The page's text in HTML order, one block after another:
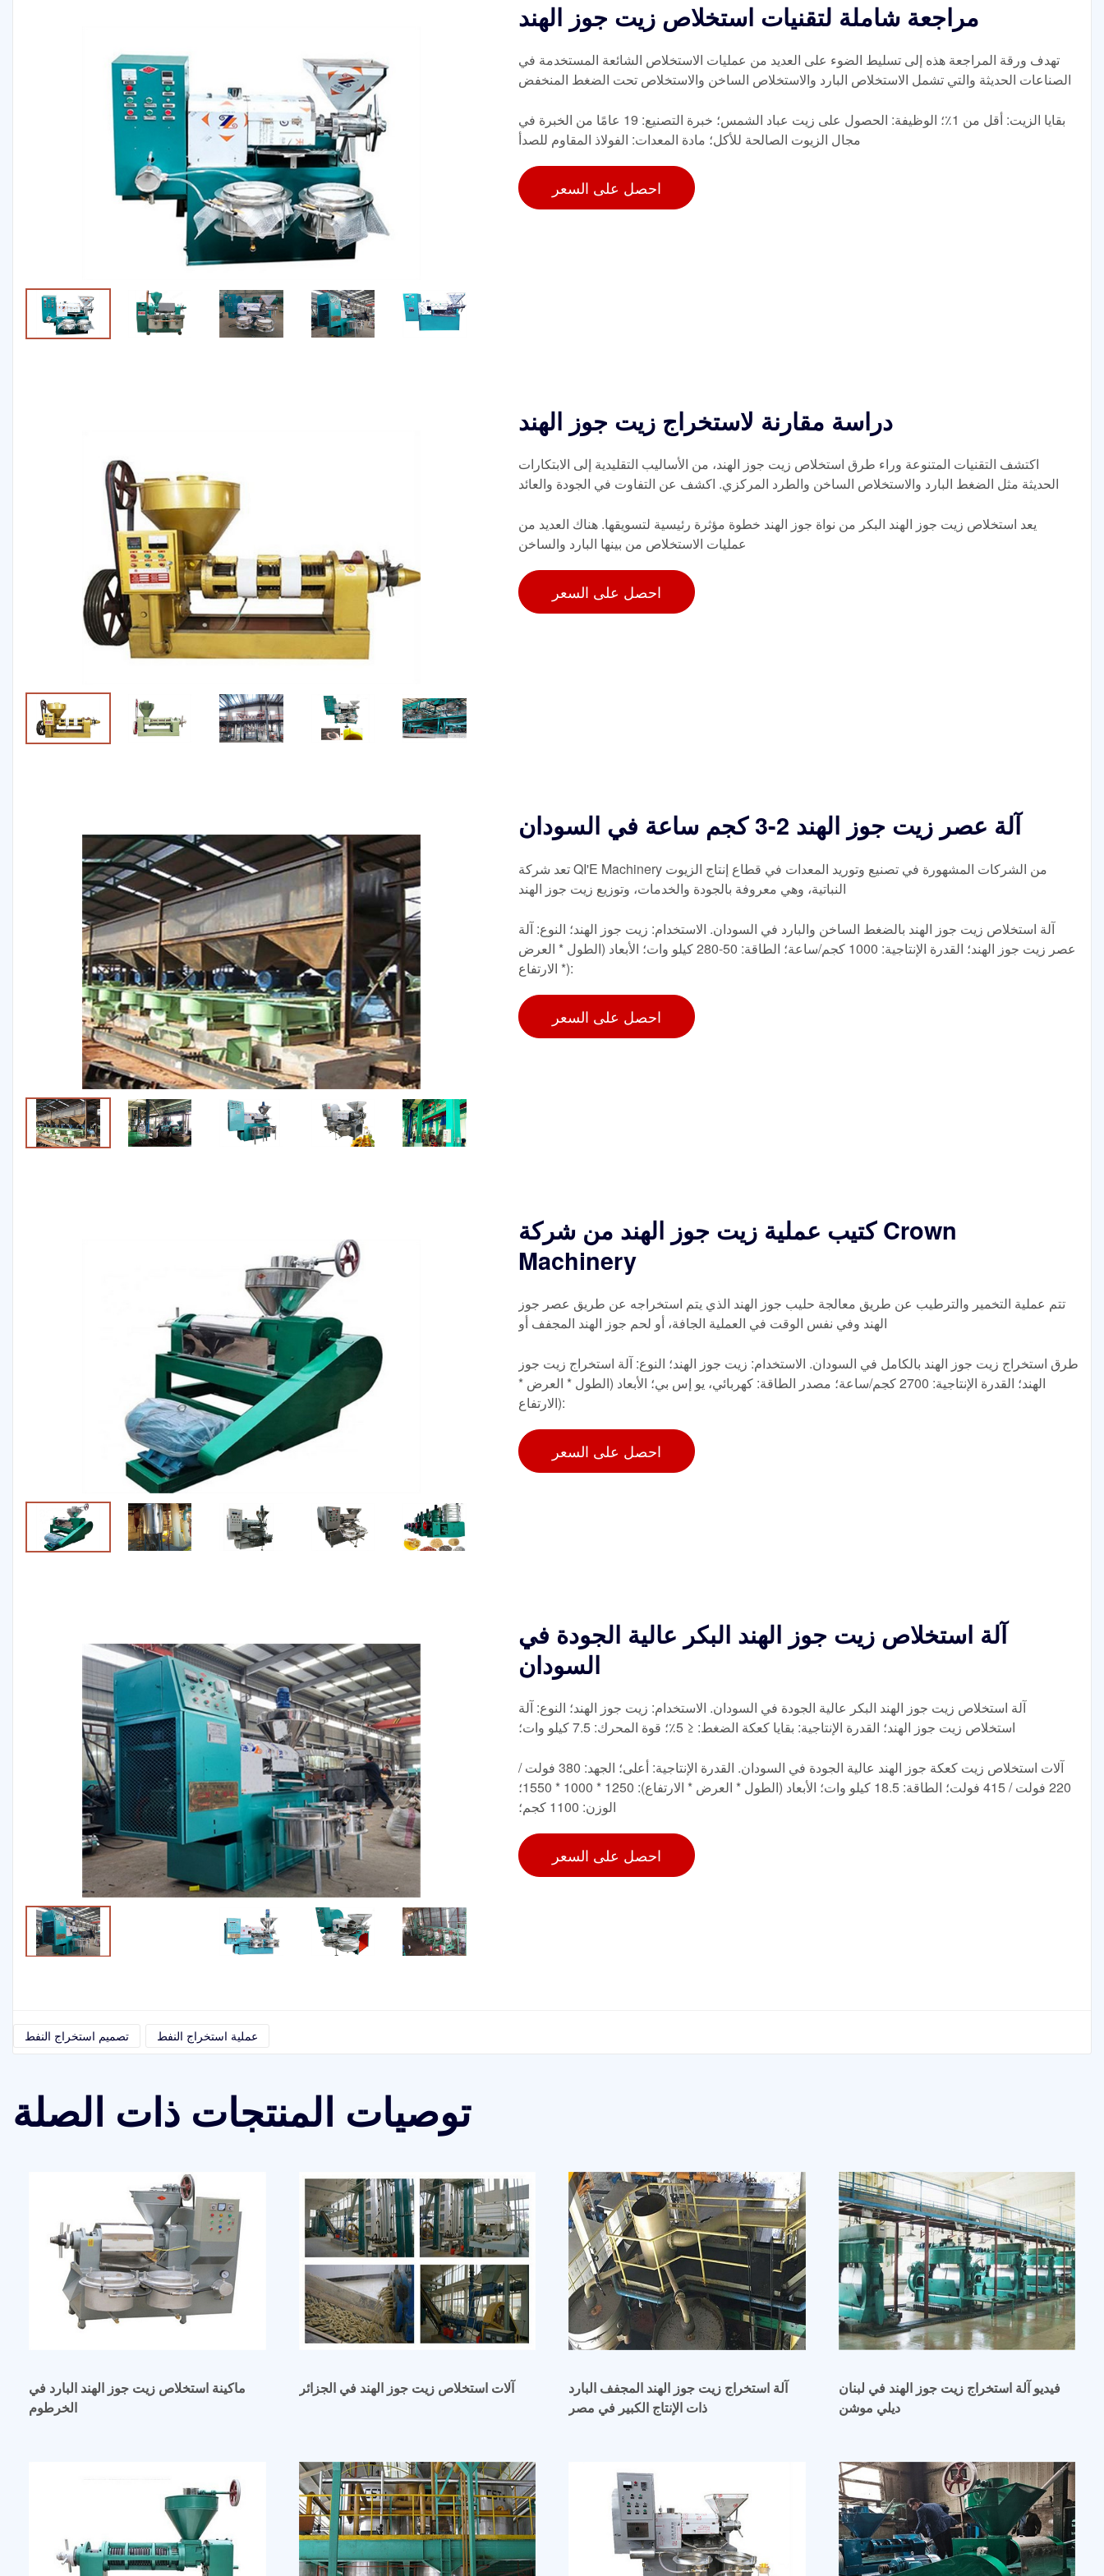
مراجعة شاملة لتقنيات استخلاص زيت جوز الهند
تهدف ورقة المراجعة هذه إلى تسليط الضوء على العديد من عمليات الاستخلاص الشائعة المستخدمة في
الصناعات الحديثة والتي تشمل الاستخلاص البارد والاستخلاص الساخن والاستخلاص تحت الضغط المنخفض
بقايا الزيت: أقل من 1٪؛ الوظيفة: الحصول على زيت عباد الشمس؛ خبرة التصنيع: 19 عامًا من الخبرة في
مجال الزيوت الصالحة للأكل؛ مادة المعدات: الفولاذ المقاوم للصدأ
احصل على السعر
دراسة مقارنة لاستخراج زيت جوز الهند
اكتشف التقنيات المتنوعة وراء طرق استخلاص زيت جوز الهند، من الأساليب التقليدية إلى الابتكارات
الحديثة مثل الضغط البارد والاستخلاص الساخن والطرد المركزي. اكشف عن التفاوت في الجودة والعائد
يعد استخلاص زيت جوز الهند البكر من نواة جوز الهند خطوة مؤثرة رئيسية لتسويقها. هناك العديد من
عمليات الاستخلاص من بينها البارد والساخن
احصل على السعر
آلة عصر زيت جوز الهند 2-3 كجم ساعة في السودان
تعد شركة QI'E Machinery من الشركات المشهورة في تصنيع وتوريد المعدات في قطاع إنتاج الزيوت
النباتية، وهي معروفة بالجودة والخدمات، وتوزيع زيت جوز الهند
آلة استخلاص زيت جوز الهند بالضغط الساخن والبارد في السودان. الاستخدام: زيت جوز الهند؛ النوع: آلة
عصر زيت جوز الهند؛ القدرة الإنتاجية: 1000 كجم/ساعة؛ الطاقة: 50-280 كيلو وات؛ الأبعاد (الطول * العرض
* الارتفاع):
احصل على السعر
كتيب عملية زيت جوز الهند من شركة Crown
Machinery
تتم عملية التخمير والترطيب عن طريق معالجة حليب جوز الهند الذي يتم استخراجه عن طريق عصر جوز
الهند وفي نفس الوقت في العملية الجافة، أو لحم جوز الهند المجفف أو
طرق استخراج زيت جوز الهند بالكامل في السودان. الاستخدام: زيت جوز الهند؛ النوع: آلة استخراج زيت جوز
الهند؛ القدرة الإنتاجية: 2700 كجم/ساعة؛ مصدر الطاقة: كهربائي، يو إس بي؛ الأبعاد (الطول * العرض *
الارتفاع):
احصل على السعر
آلة استخلاص زيت جوز الهند البكر عالية الجودة في
السودان
آلة استخلاص زيت جوز الهند البكر عالية الجودة في السودان. الاستخدام: زيت جوز الهند؛ النوع: آلة
استخلاص زيت جوز الهند؛ القدرة الإنتاجية: بقايا كعكة الضغط: ≤ 5٪؛ قوة المحرك: 7.5 كيلو وات؛
آلات استخلاص زيت كعكة جوز الهند عالية الجودة في السودان. القدرة الإنتاجية: أعلى؛ الجهد: 380 فولت /
220 فولت / 415 فولت؛ الطاقة: 18.5 كيلو وات؛ الأبعاد (الطول * العرض * الارتفاع): 1250 * 1000 * 1550؛
الوزن: 1100 كجم؛
احصل على السعر
تصميم استخراج النفط عملية استخراج النفط
توصيات المنتجات ذات الصلة
ماكينة استخلاص زيت جوز الهند البارد في
الخرطوم
آلات استخلاص زيت جوز الهند في الجزائر
آلة استخراج زيت جوز الهند المجفف البارد
ذات الإنتاج الكبير في مصر
فيديو آلة استخراج زيت جوز الهند في لبنان
ديلي موشن